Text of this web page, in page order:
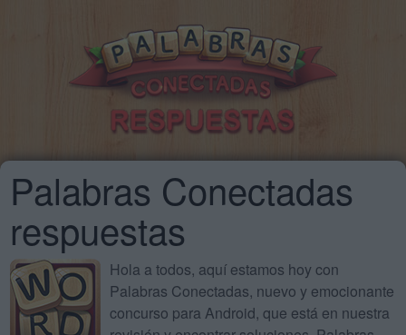
Palabras Conectadas
respuestas
Hola a todos, aquí estamos hoy con
Palabras Conectadas, nuevo y emocionante
concurso para Android, que está en nuestra